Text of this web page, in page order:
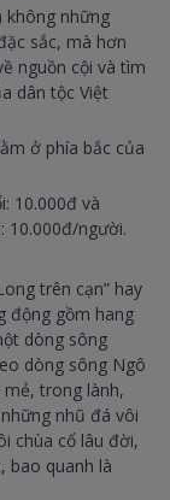
không những
sắc, mà hơn
nguồn cội và tìm
dân tộc Việt
ở phía bắc của
10.000đ và
10.000đ/người.
trên cạn” hay
động gồm hang
dòng sông
dòng sông Ngô
trong lành,
nhũ đá vôi
chùa cổ lâu đời,
bao quanh là